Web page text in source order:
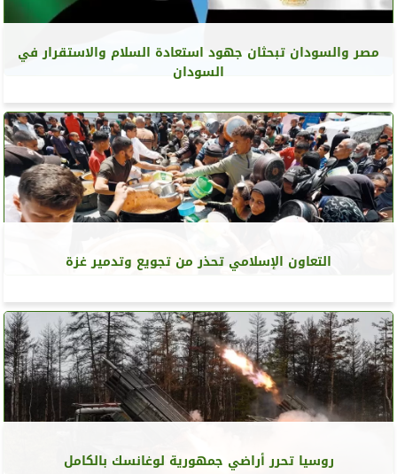
مصر والسودان تبحثان جهود استعادة السلام والاستقرار في
السودان
التعاون الإسلامي تحذر من تجويع وتدمير غزة
روسيا تحرر أراضي جمهورية لوغانسك بالكامل